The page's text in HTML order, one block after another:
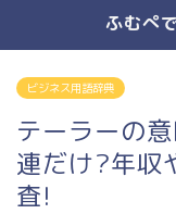
ふむぺ
ビジネス用語辞典
テーラーの
連だけ?年収
査!